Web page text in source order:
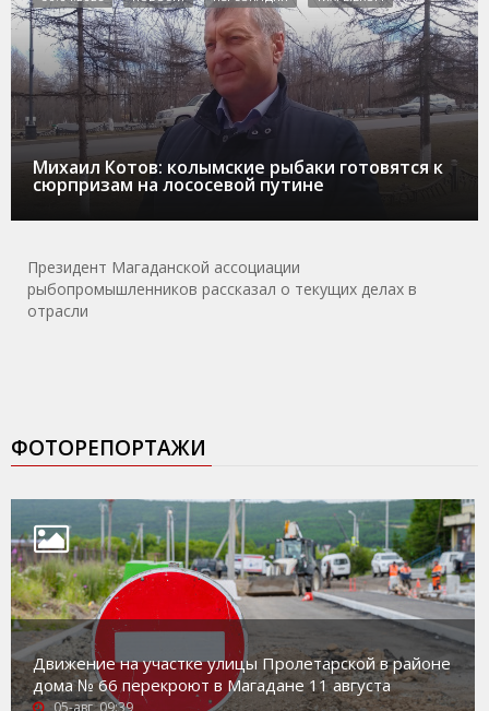
Михаил Котов: колымские рыбаки готовятся к
сюрпризам на лососевой путине
Президент Магаданской ассоциации
рыбопромышленников рассказал о текущих делах в
отрасли
ФОТОРЕПОРТАЖИ
Движение на участке улицы Пролетарской в районе
дома № 66 перекроют в Магадане 11 августа
05-авг, 09:39